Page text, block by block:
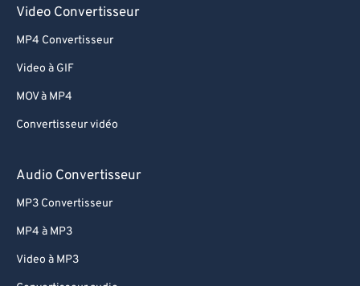
Video Convertisseur
MP4 Convertisseur
Video à GIF
MOV à MP4
Convertisseur vidéo
Audio Convertisseur
MP3 Convertisseur
MP4 à MP3
Video à MP3